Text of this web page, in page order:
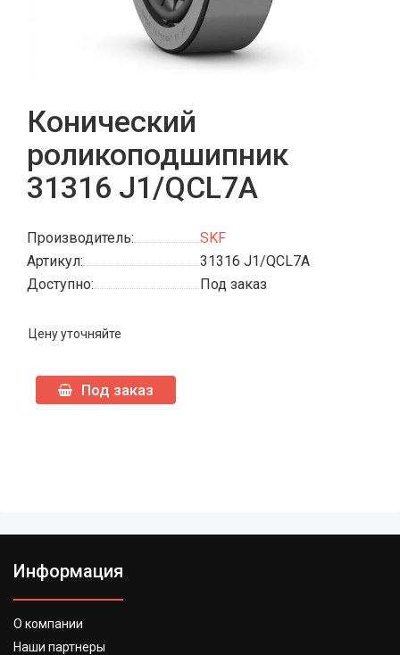
Конический
роликоподшипник
31316 J1/QCL7A
Производитель:
SKF
Артикул:
31316 J1/QCL7A
Доступно:
Под заказ
Цену уточняйте
Под заказ
Информация
О компании
Наши партнеры